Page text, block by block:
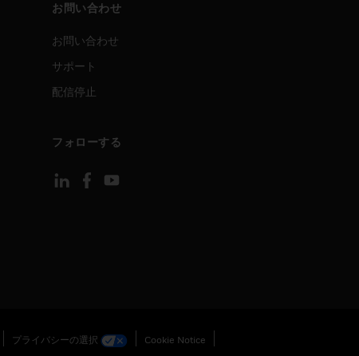
お問い合わせ
お問い合わせ
サポート
配信停止
フォローする
プライバシーの選択
Cookie Notice